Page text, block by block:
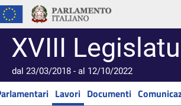
XVIII
dal 23/03/2018 - al 12/10/2022
Lavori Documenti